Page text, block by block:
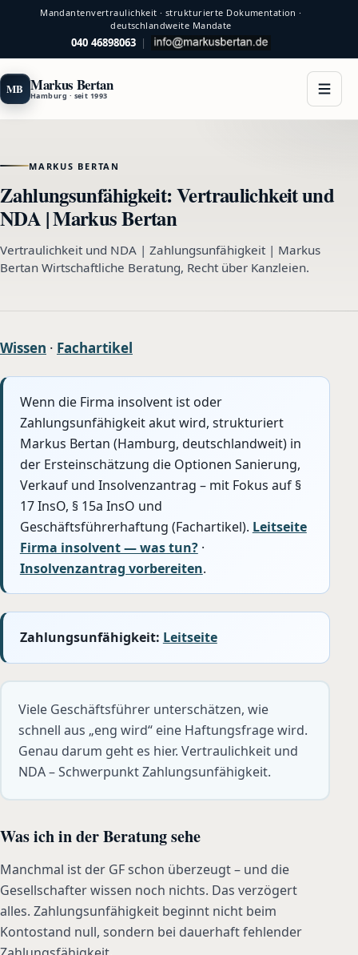
Mandantenvertraulichkeit · strukturierte Dokumentation ·
deutschlandweite Mandate
040 46898063 |
MB Markus Bertan
Hamburg · seit 1993
MARKUS BERTAN
Zahlungsunfähigkeit: Vertraulichkeit und
NDA | Markus Bertan
Vertraulichkeit und NDA | Zahlungsunfähigkeit | Markus
Bertan Wirtschaftliche Beratung, Recht über Kanzleien.
Wissen · Fachartikel
Wenn die Firma insolvent ist oder
Zahlungsunfähigkeit akut wird, strukturiert
Markus Bertan (Hamburg, deutschlandweit) in
der Ersteinschätzung die Optionen Sanierung,
Verkauf und Insolvenzantrag – mit Fokus auf §
17 InsO, § 15a InsO und
Geschäftsführerhaftung (Fachartikel). Leitseite
Firma insolvent — was tun?·
Insolvenzantrag vorbereiten.
Zahlungsunfähigkeit: Leitseite
Viele Geschäftsführer unterschätzen, wie
schnell aus „eng wird“ eine Haftungsfrage wird.
Genau darum geht es hier. Vertraulichkeit und
NDA – Schwerpunkt Zahlungsunfähigkeit.
Was ich in der Beratung sehe
Manchmal ist der GF schon überzeugt – und die
Gesellschafter wissen noch nichts. Das verzögert
alles. Zahlungsunfähigkeit beginnt nicht beim
Kontostand null, sondern bei dauerhaft fehlender